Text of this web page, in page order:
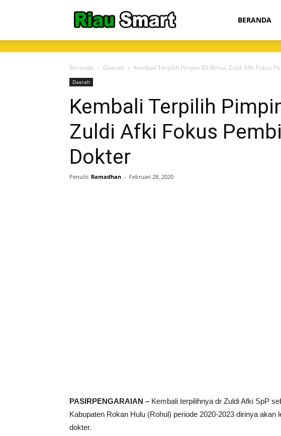
BERANDA
Beranda Daerah Kembali Terpilih Pimpin IDI Rohul, Zuldi Afki Fokus
Daerah
Kembali Terpilih
Zuldi Afki Fokus
Dokter
Penulis Ramadhan - Februari 28, 2020
PASIRPENGARAIAN – Kembali terpilihnya dr Zuldi Afki SpP
Kabupaten Rokan Hulu (Rohul) periode 2020-2023 dirinya akan
dokter.